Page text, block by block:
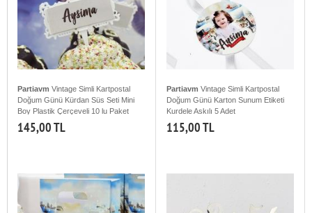
Partiavm Vintage Simli Kartpostal
Doğum Günü Kürdan Süs Seti Mini
Boy Plastik Çerçeveli 10 lu Paket
145,00 TL
Partiavm Vintage Simli Kartpostal
Doğum Günü Karton Sunum Etiketi
Kurdele Askılı 5 Adet
115,00 TL